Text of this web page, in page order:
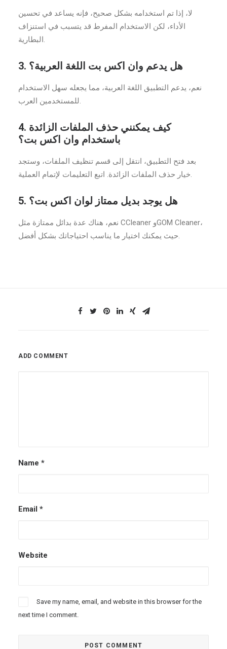
لا، إذا تم استخدامه بشكل صحيح، فإنه يساعد في تحسين
الأداء، لكن الاستخدام المفرط قد يتسبب في استنزاف
البطارية.
3. هل يدعم وان اكس بت اللغة العربية؟
نعم، يدعم التطبيق اللغة العربية، مما يجعله سهل الاستخدام
للمستخدمين العرب.
4. كيف يمكنني حذف الملفات الزائدة
باستخدام وان اكس بت؟
بعد فتح التطبيق، انتقل إلى قسم تنظيف الملفات، وستجد
خيار حذف الملفات الزائدة. اتبع التعليمات لإتمام العملية.
5. هل يوجد بديل ممتاز لوان اكس بت؟
نعم، هناك عدة بدائل ممتازة مثل CCleaner وGOM Cleaner،
حيث يمكنك اختيار ما يناسب احتياجاتك بشكل أفضل.
ADD COMMENT
Name *
Email *
Website
Save my name, email, and website in this browser for the
next time I comment.